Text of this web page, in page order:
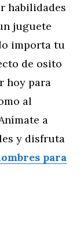
habilidades
juguete
importa tu
de osito
hoy para
al
a
y disfruta
para